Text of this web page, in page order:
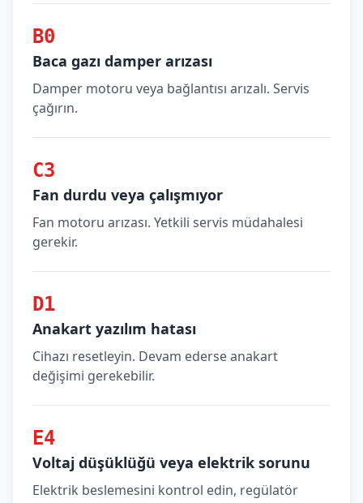
B0
Baca gazı damper arızası
Damper motoru veya bağlantısı arızalı. Servis
çağırın.
C3
Fan durdu veya çalışmıyor
Fan motoru arızası. Yetkili servis müdahalesi
gerekir.
D1
Anakart yazılım hatası
Cihazı resetleyin. Devam ederse anakart
değişimi gerekebilir.
E4
Voltaj düşüklüğü veya elektrik sorunu
Elektrik beslemesini kontrol edin, regülatör